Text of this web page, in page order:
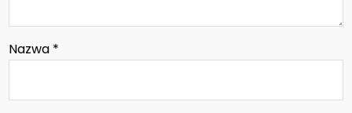
Nazwa *